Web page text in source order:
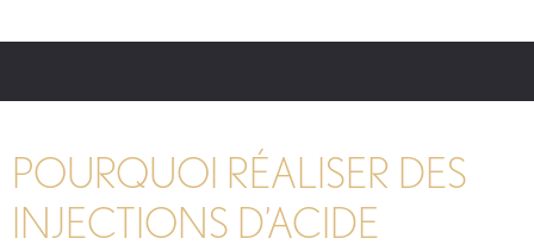
POURQUOI RÉALISER DES
INJECTIONS D’ACIDE